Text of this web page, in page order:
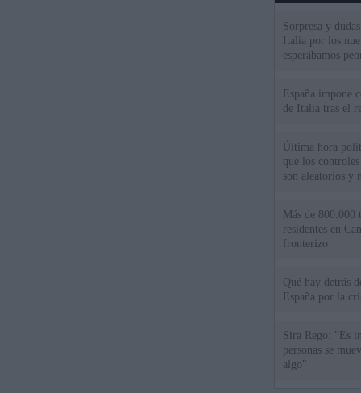
Sorpresa y
Italia por los
esperábamos
España impone
de Italia tras el
Última hora
que los
son aleatorios y
Más de 800.000
residentes en
fronterizo
Qué hay detrás
España por la
Sira Rego: "Es
personas se
algo"